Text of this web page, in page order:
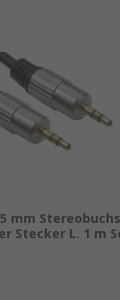
mm
Stecker L. 1 m